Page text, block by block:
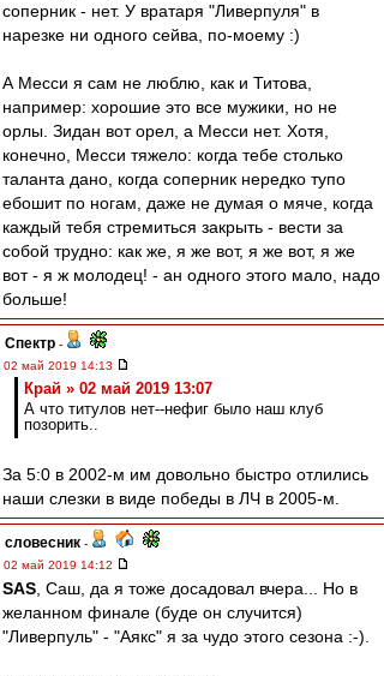
соперник - нет. У вратаря "Ливерпуля" в
нарезке ни одного сейва, по-моему :)
А Месси я сам не люблю, как и Титова,
например: хорошие это все мужики, но не
орлы. Зидан вот орел, а Месси нет. Хотя,
конечно, Месси тяжело: когда тебе столько
таланта дано, когда соперник нередко тупо
ебошит по ногам, даже не думая о мяче, когда
каждый тебя стремиться закрыть - вести за
собой трудно: как же, я же вот, я же вот, я же
вот - я ж молодец! - ан одного этого мало, надо
больше!
Спектр -
02 май 2019 14:13
Край » 02 май 2019 13:07
А что титулов нет--нефиг было наш клуб
позорить..
За 5:0 в 2002-м им довольно быстро отлились
наши слезки в виде победы в ЛЧ в 2005-м.
словесник -
02 май 2019 14:12
SAS , Саш, да я тоже досадовал вчера... Но в
желанном финале (буде он случится)
"Ливерпуль" - "Аякс" я за чудо этого сезона :-).